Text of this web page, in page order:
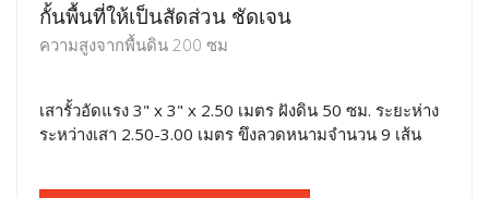
กั้นพื้นที่ให้เป็นสัดส่วน ชัดเจน
ความสูงจากพื้นดิน 200 ซม
เสารั้วอัดแรง 3" x 3" x 2.50 เมตร ฝังดิน 50 ซม. ระยะห่าง
ระหว่างเสา 2.50-3.00 เมตร ขึงลวดหนามจำนวน 9 เส้น